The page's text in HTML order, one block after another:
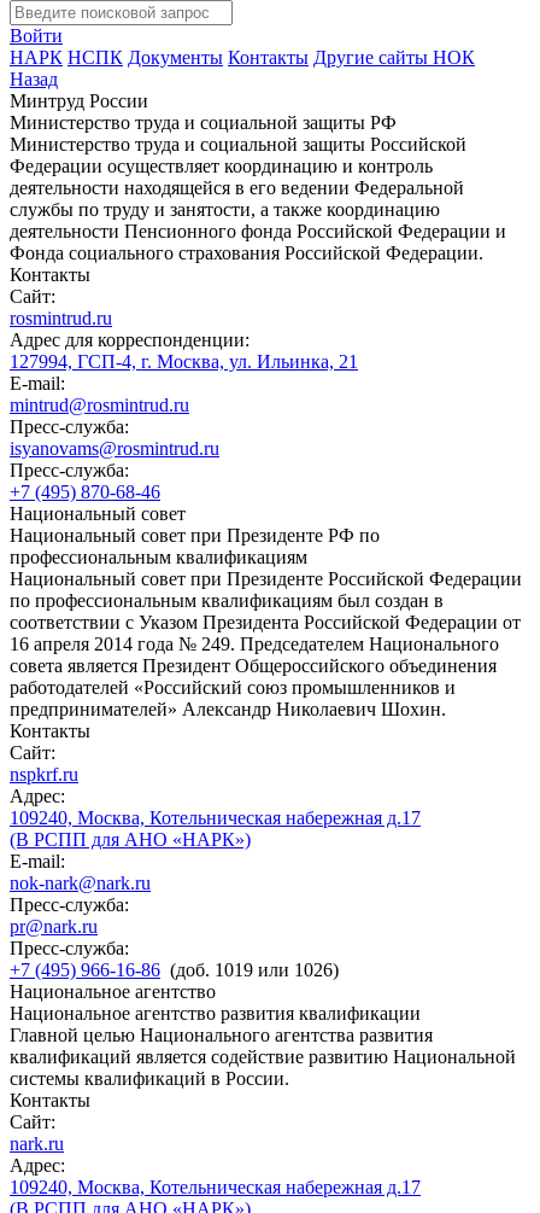
Войти
НАРК НСПК Документы Контакты Другие сайты НОК
Назад
Минтруд России
Министерство труда и социальной защиты РФ
Министерство труда и социальной защиты Российской
Федерации осуществляет координацию и контроль
деятельности находящейся в его ведении Федеральной
службы по труду и занятости, а также координацию
деятельности Пенсионного фонда Российской Федерации и
Фонда социального страхования Российской Федерации.
Контакты
Сайт:
rosmintrud.ru
Адрес для корреспонденции:
127994, ГСП-4, г. Москва, ул. Ильинка, 21
E-mail:
mintrud@rosmintrud.ru
Пресс-служба:
isyanovams@rosmintrud.ru
Пресс-служба:
+7 (495) 870-68-46
Национальный совет
Национальный совет при Президенте РФ по
профессиональным квалификациям
Национальный совет при Президенте Российской Федерации
по профессиональным квалификациям был создан в
соответствии с Указом Президента Российской Федерации от
16 апреля 2014 года № 249. Председателем Национального
совета является Президент Общероссийского объединения
работодателей «Российский союз промышленников и
предпринимателей» Александр Николаевич Шохин.
Контакты
Сайт:
nspkrf.ru
Адрес:
109240, Москва, Котельническая набережная д.17
(В РСПП для АНО «НАРК»)
E-mail:
nok-nark@nark.ru
Пресс-служба:
pr@nark.ru
Пресс-служба:
+7 (495) 966-16-86 (доб. 1019 или 1026)
Национальное агентство
Национальное агентство развития квалификации
Главной целью Национального агентства развития
квалификаций является содействие развитию Национальной
системы квалификаций в России.
Контакты
Сайт:
nark.ru
Адрес:
109240, Москва, Котельническая набережная д.17
(В РСПП для АНО «НАРК»)